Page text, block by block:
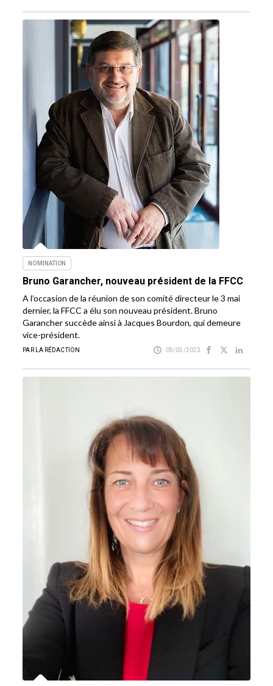
NOMINATION
Bruno Garancher, nouveau président de la FFCC
A l’occasion de la réunion de son comité directeur le 3 mai
dernier, la FFCC a élu son nouveau président. Bruno
Garancher succède ainsi à Jacques Bourdon, qui demeure
vice-président.
PAR LA RÉDACTION 05/05/2023